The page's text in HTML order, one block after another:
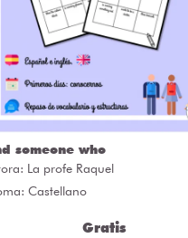
someone who
La profe Raquel
Castellano
Gratis